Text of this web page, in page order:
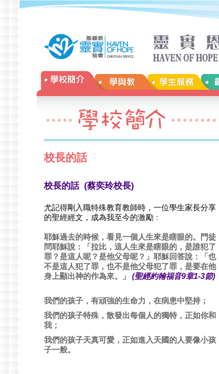
校長的話
校長的話 (蔡奕玲校長)
尤記得剛入職特殊教育教師時，一位學生家長分享
的聖經經文，成為我至今的激勵﹕
耶穌過去的時候，看見一個人生來是瞎眼的。門徒
問耶穌說：「拉比，這人生來是瞎眼的，是誰犯了
罪？是這人呢？是他父母呢？」耶穌回答說：「也
不是這人犯了罪，也不是他父母犯了罪，是要在他
身上顯出神的作為來。」
(聖經約翰福音9章1-3節)
我們的孩子，有頑強的生命力，在病患中堅持；
我們的孩子特殊，散發出每個人的獨特，正如你和
我；
我們的孩子天真可愛，正如進入天國的人要像小孩
子一般。